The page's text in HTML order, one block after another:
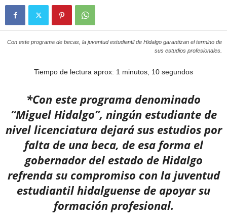
Con este programa de becas, la juventud estudiantil de Hidalgo garantizan el termino de
sus estudios profesionales.
Tiempo de lectura aprox: 1 minutos, 10 segundos
*Con este programa denominado
“Miguel Hidalgo”, ningún estudiante de
nivel licenciatura dejará sus estudios por
falta de una beca, de esa forma el
gobernador del estado de Hidalgo
refrenda su compromiso con la juventud
estudiantil hidalguense de apoyar su
formación profesional.